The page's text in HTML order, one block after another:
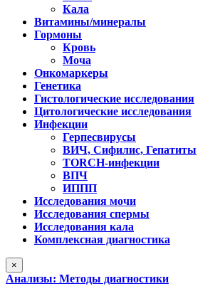
Кала
Витамины/минералы
Гормоны
Кровь
Моча
Онкомаркеры
Генетика
Гистологические исследования
Цитологические исследования
Инфекции
Герпесвирусы
ВИЧ, Сифилис, Гепатиты
TORCH-инфекции
ВПЧ
ИППП
Исследования мочи
Исследования спермы
Исследования кала
Комплексная диагностика
×
Анализы: Методы диагностики